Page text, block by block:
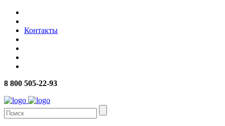
Контакты
8 800 505-22-93